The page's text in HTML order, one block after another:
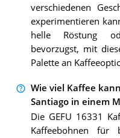
verschiedenen
experimentieren
helle Röstung
bevorzugst, mit
Palette an
Wie viel Kaffee
Santiago in einem
Die GEFU 16331
Kaffeebohnen